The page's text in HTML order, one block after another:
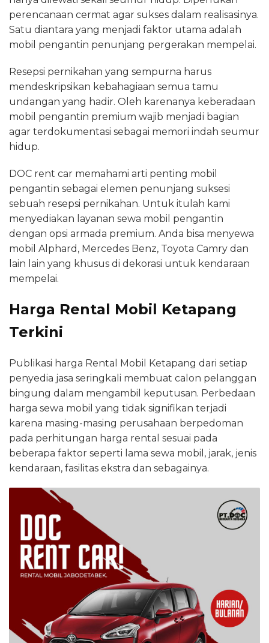
perencanaan cermat agar sukses dalam realisasinya.
Satu diantara yang menjadi faktor utama adalah
mobil pengantin penunjang pergerakan mempelai.
Resepsi pernikahan yang sempurna harus
mendeskripsikan kebahagiaan semua tamu
undangan yang hadir. Oleh karenanya keberadaan
mobil pengantin premium wajib menjadi bagian
agar terdokumentasi sebagai memori indah seumur
hidup.
DOC rent car memahami arti penting mobil
pengantin sebagai elemen penunjang suksesi
sebuah resepsi pernikahan. Untuk itulah kami
menyediakan layanan sewa mobil pengantin
dengan opsi armada premium. Anda bisa menyewa
mobil Alphard, Mercedes Benz, Toyota Camry dan
lain lain yang khusus di dekorasi untuk kendaraan
mempelai.
Harga Rental Mobil Ketapang
Terkini
Publikasi harga Rental Mobil Ketapang dari setiap
penyedia jasa seringkali membuat calon pelanggan
bingung dalam mengambil keputusan. Perbedaan
harga sewa mobil yang tidak signifikan terjadi
karena masing-masing perusahaan berpedoman
pada perhitungan harga rental sesuai pada
beberapa faktor seperti lama sewa mobil, jarak, jenis
kendaraan, fasilitas ekstra dan sebagainya.